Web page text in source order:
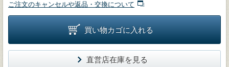
ご注文のキャンセルや返品・交換について
買い物カゴに入れる
直営店在庫を見る